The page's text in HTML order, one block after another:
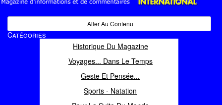
Magazine d'informations et de commentaires
Aller Au Contenu
Catégories
Historique Du Magazine
Voyages... Dans Le Temps
Geste Et Pensée...
Sports - Natation